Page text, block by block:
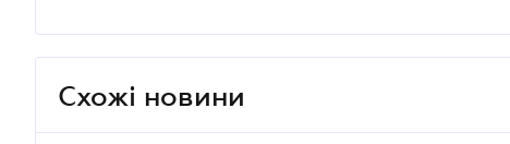
Схожі новини